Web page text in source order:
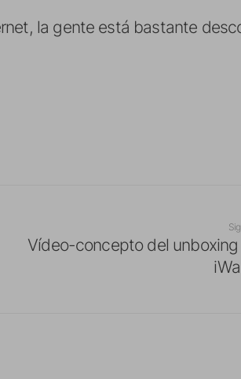
la gente está bastante
Vídeo-concepto del unboxing